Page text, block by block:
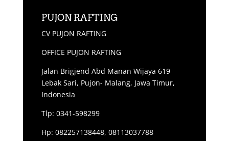
PUJON RAFTING
CV PUJON RAFTING
OFFICE PUJON RAFTING
Jalan Brigjend Abd Manan Wijaya 619
Lebak Sari, Pujon- Malang, Jawa Timur,
Indonesia
Tlp: 0341-598299
Hp: 082257138448, 08113037788